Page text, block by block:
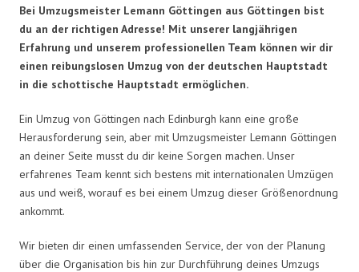
Bei Umzugsmeister Lemann Göttingen aus Göttingen bist
du an der richtigen Adresse! Mit unserer langjährigen
Erfahrung und unserem professionellen Team können wir dir
einen reibungslosen Umzug von der deutschen Hauptstadt
in die schottische Hauptstadt ermöglichen.
Ein Umzug von Göttingen nach Edinburgh kann eine große
Herausforderung sein, aber mit Umzugsmeister Lemann Göttingen
an deiner Seite musst du dir keine Sorgen machen. Unser
erfahrenes Team kennt sich bestens mit internationalen Umzügen
aus und weiß, worauf es bei einem Umzug dieser Größenordnung
ankommt.
Wir bieten dir einen umfassenden Service, der von der Planung
über die Organisation bis hin zur Durchführung deines Umzugs